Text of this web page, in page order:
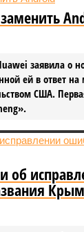
заявила о
ей в ответ
США.
об